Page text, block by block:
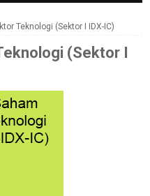
Teknologi (Sektor I IDX-IC)
(Sektor I